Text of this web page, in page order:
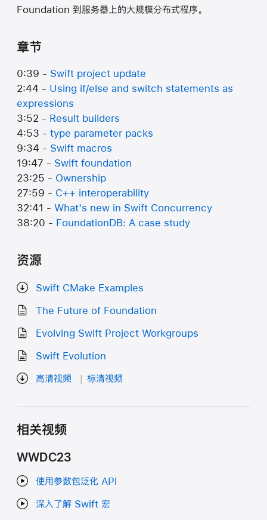
Foundation 到服务器上的大规模分布式程序。
章节
0:39 - Swift project update
2:44 - Using if/else and switch statements as
expressions
3:52 - Result builders
4:53 - type parameter packs
9:34 - Swift macros
19:47 - Swift foundation
23:25 - Ownership
27:59 - C++ interoperability
32:41 - What's new in Swift Concurrency
38:20 - FoundationDB: A case study
资源
Swift CMake Examples
The Future of Foundation
Evolving Swift Project Workgroups
Swift Evolution
高清视频 标清视频
相关视频
WWDC23
使用参数包泛化 API
深入了解 Swift 宏